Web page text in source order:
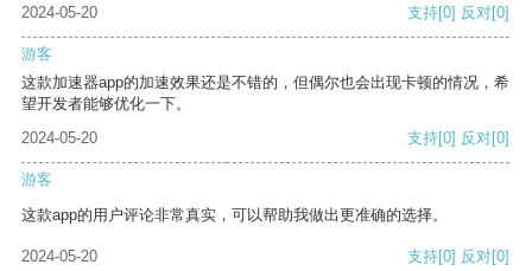
2024-05-20
支持[0] 反对[0]
游客
这款加速器app的加速效果还是不错的，但偶尔也会出现卡顿的情况，希
望开发者能够优化一下。
2024-05-20
支持[0] 反对[0]
游客
这款app的用户评论非常真实，可以帮助我做出更准确的选择。
2024-05-20 支持[0] 反对[0]